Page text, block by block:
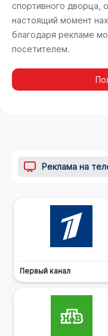
спортивного дворца,
настоящий момент
благодаря рекламе
посетителем.
Реклама на
Первый канал